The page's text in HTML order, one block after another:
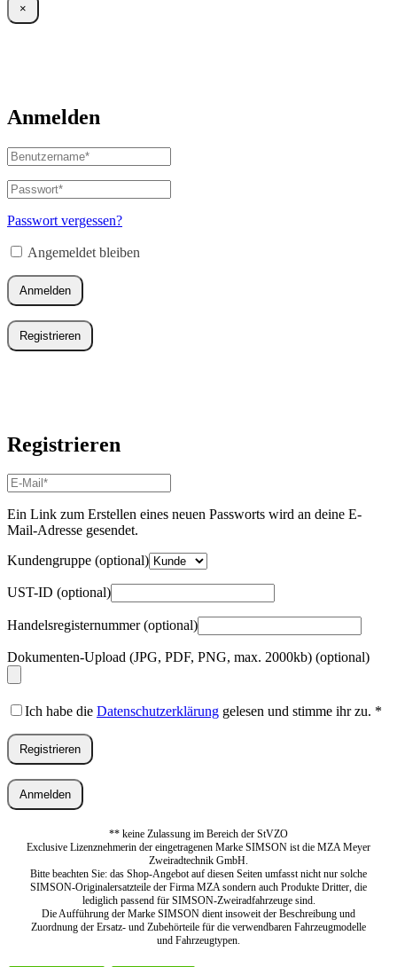
×
Anmelden
Benutzername
oder
E-
Mail-
Adresse*
Passwort*
Erforderlich
Passwort vergessen?
Angemeldet bleiben
Anmelden
Registrieren
Registrieren
E-
Mail-
Adresse*
Erforderlich
Ein Link zum Erstellen eines neuen Passworts wird an deine E-
Mail-Adresse gesendet.
Kundengruppe (optional)
UST-ID (optional)
Handelsregisternummer(optional)
Dokumenten-Upload (JPG, PDF, PNG, max. 2000kb) (optional)
Ich habe die Datenschutzerklärung gelesen und stimme ihr zu. *
Registrieren
Anmelden
** keine Zulassung im Bereich der StVZO
Exclusive Lizenznehmerin der eingetragenen Marke SIMSON ist die MZA Meyer
Zweiradtechnik GmbH.
Bitte beachten Sie: das Shop-Angebot auf diesen Seiten umfasst nicht nur solche
SIMSON-Originalersatzteile der Firma MZA sondern auch Produkte Dritter, die
lediglich passend für SIMSON-Zweiradfahrzeuge sind.
Die Aufführung der Marke SIMSON dient insoweit der Beschreibung und
Zuordnung der Ersatz- und Zubehörteile für die verwendbaren Fahrzeugmodelle
und Fahrzeugtypen.